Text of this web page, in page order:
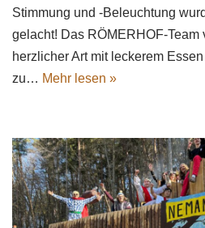
Stimmung und -Beleuchtung
gelacht! Das RÖMERHOF-
herzlicher Art mit leckerem
zu… Mehr lesen »